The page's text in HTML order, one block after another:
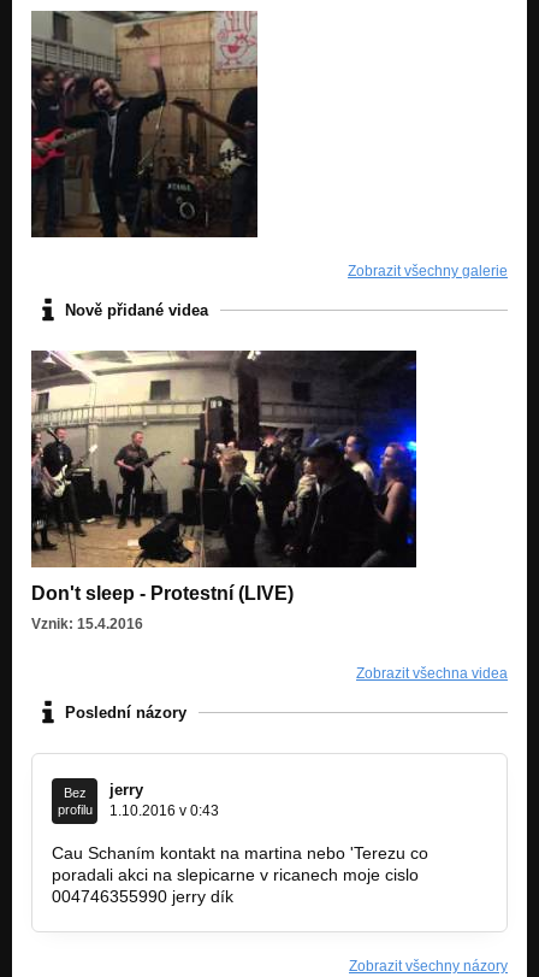
Zobrazit všechny galerie
Nově přidané videa
Don't sleep - Protestní (LIVE)
Vznik: 15.4.2016
Zobrazit všechna videa
Poslední názory
Bez
profilu
jerry
1.10.2016 v 0:43
Cau Schaním kontakt na martina nebo 'Terezu co
poradali akci na slepicarne v ricanech moje cislo
004746355990 jerry dík
Zobrazit všechny názory